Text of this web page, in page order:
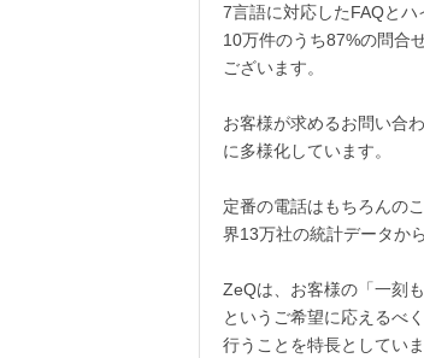
7言語に対応したFAQと
10万件のうち87%の問合
ございます。
お客様が求めるお問い合
に多様化しています。
定番の電話はもちろんの
界13万社の統計データか
ZeQは、お客様の「一刻
というご希望に応えるべ
行うことを特長としていま